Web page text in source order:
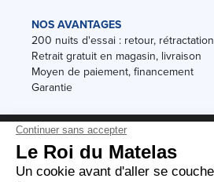
NOS AVANTAGES
200 nuits d'essai : retour, rétractation
Retrait gratuit en magasin, livraison
Moyen de paiement, financement
Garantie
Conditions des offres
Black Friday
Destockage